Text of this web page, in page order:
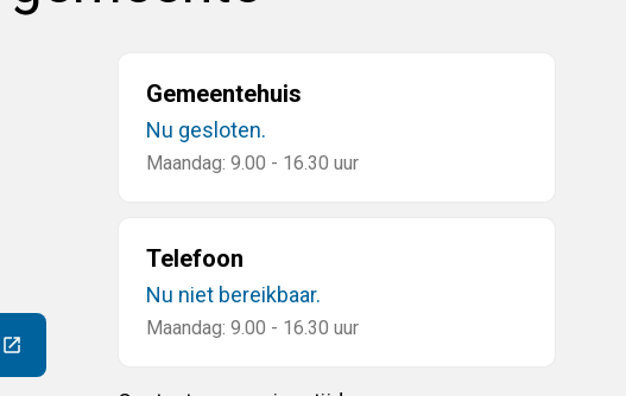
een externe website)
Gemeentehuis
Nu gesloten.
Maandag: 9.00 - 16.30 uur
Telefoon
Nu niet bereikbaar.
Maandag: 9.00 - 16.30 uur